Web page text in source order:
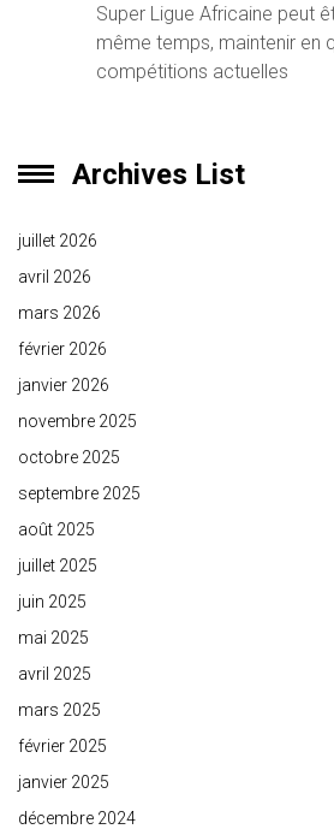
Super Ligue Africaine peut
même temps, maintenir en
compétitions actuelles
Archives List
juillet 2026
avril 2026
mars 2026
février 2026
janvier 2026
novembre 2025
octobre 2025
septembre 2025
août 2025
juillet 2025
juin 2025
mai 2025
avril 2025
mars 2025
février 2025
janvier 2025
décembre 2024